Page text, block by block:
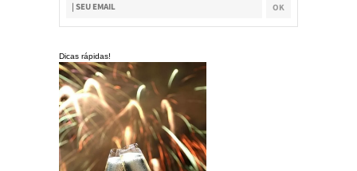
Dicas rápidas!